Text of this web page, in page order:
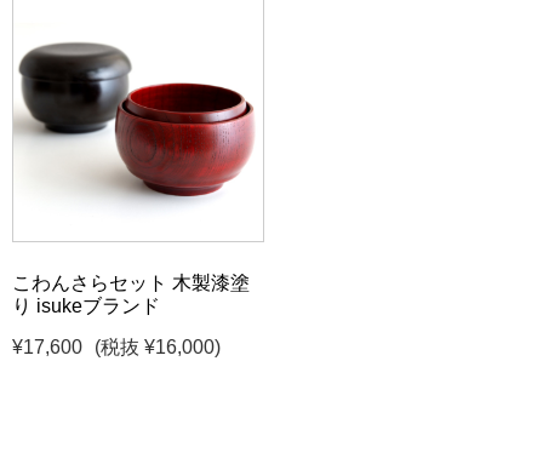
こわんさらセット 木製漆塗
り isukeブランド
¥17,600
(税抜 ¥16,000)